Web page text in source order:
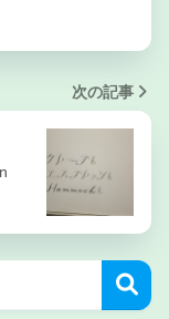
次の記事